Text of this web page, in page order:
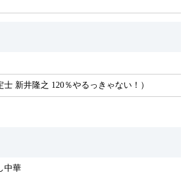
新井隆之 120％やるっきゃない！）
中華